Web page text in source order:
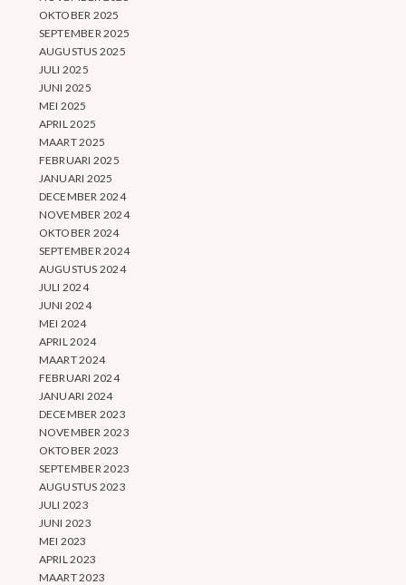
OKTOBER 2025
SEPTEMBER 2025
AUGUSTUS 2025
JULI 2025
JUNI 2025
MEI 2025
APRIL 2025
MAART 2025
FEBRUARI 2025
JANUARI 2025
DECEMBER 2024
NOVEMBER 2024
OKTOBER 2024
SEPTEMBER 2024
AUGUSTUS 2024
JULI 2024
JUNI 2024
MEI 2024
APRIL 2024
MAART 2024
FEBRUARI 2024
JANUARI 2024
DECEMBER 2023
NOVEMBER 2023
OKTOBER 2023
SEPTEMBER 2023
AUGUSTUS 2023
JULI 2023
JUNI 2023
MEI 2023
APRIL 2023
MAART 2023